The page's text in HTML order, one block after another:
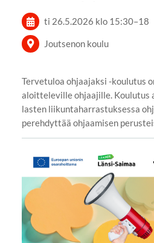
ti 26.5.2026 klo 15:30–18
Joutsenon koulu
Tervetuloa ohjaajaksi -koulutus
aloitteleville ohjaajille. Koulutus
lasten liikuntaharrastuksessa
perehdyttää ohjaamisen